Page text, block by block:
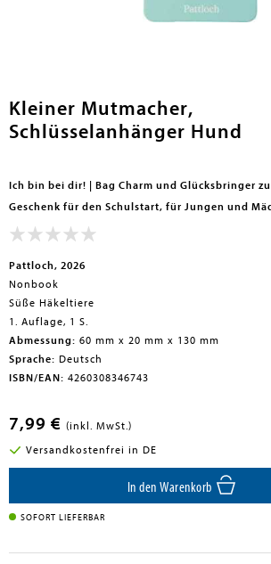
Kleiner Mutmacher,
Schlüsselanhänger Hund
Ich bin bei dir! | Bag Charm und Glücksbringer
Geschenk für den Schulstart, für Jungen und
Pattloch, 2026
Nonbook
Süße Häkeltiere
1. Auflage, 1 S.
Abmessung: 60 mm x 20 mm x 130 mm
Sprache: Deutsch
ISBN/EAN: 4260308346743
7,99 € (inkl. MwSt.)
Versandkostenfrei in DE
In den Warenkorb
SOFORT LIEFERBAR